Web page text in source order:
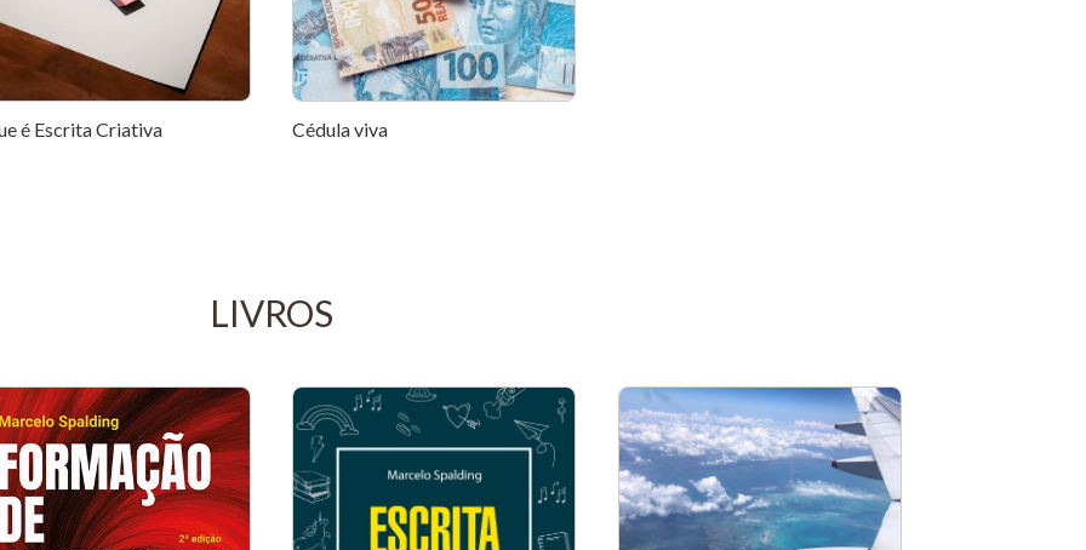
é Escrita Criativa Cédula viva
LIVROS